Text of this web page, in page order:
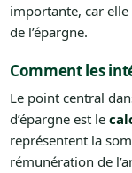
importante, car
de l’épargne.
Comment les
Le point central
d’épargne est le
représentent la
rémunération de